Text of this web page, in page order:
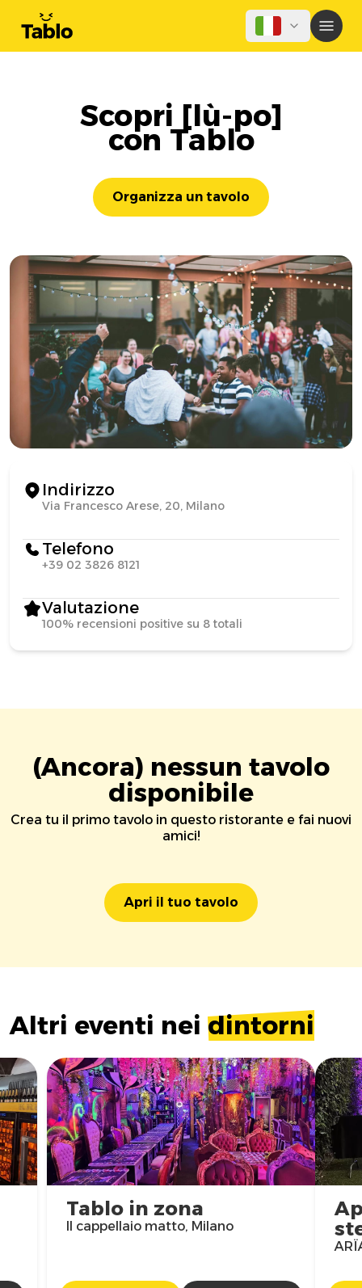
Scopri [lù-po]
con Tablo
Organizza un tavolo
Indirizzo
Via Francesco Arese, 20, Milano
Telefono
+39 02 3826 8121
Valutazione
100% recensioni positive su 8 totali
(Ancora) nessun tavolo
disponibile
Crea tu il primo tavolo in questo ristorante e fai nuovi
amici!
Apri il tuo tavolo
Altri eventi nei dintorni
Tablo in zona
Il cappellaio matto, Milano